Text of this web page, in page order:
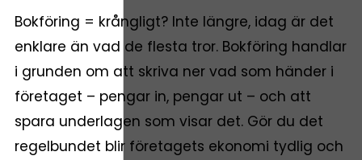
Bokföring = krångligt? Inte längre, idag är det
enklare än vad de flesta tror. Bokföring handlar
i grunden om att skriva ner vad som händer i
företaget – pengar in, pengar ut – och att
spara underlagen som visar det. Gör du det
regelbundet blir företagets ekonomi tydlig och